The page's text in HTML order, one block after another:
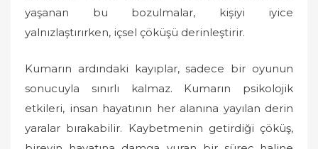
yaşanan bu bozulmalar, kişiyi iyice
yalnızlaştırırken, içsel çöküşü derinleştirir.
Kumarın ardındaki kayıplar, sadece bir oyunun
sonucuyla sınırlı kalmaz. Kumarın psikolojik
etkileri, insan hayatının her alanına yayılan derin
yaralar bırakabilir. Kaybetmenin getirdiği çöküş,